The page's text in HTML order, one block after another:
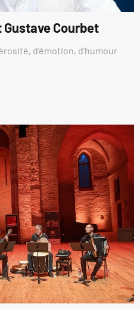
Courbet
d’émotion, d’humour